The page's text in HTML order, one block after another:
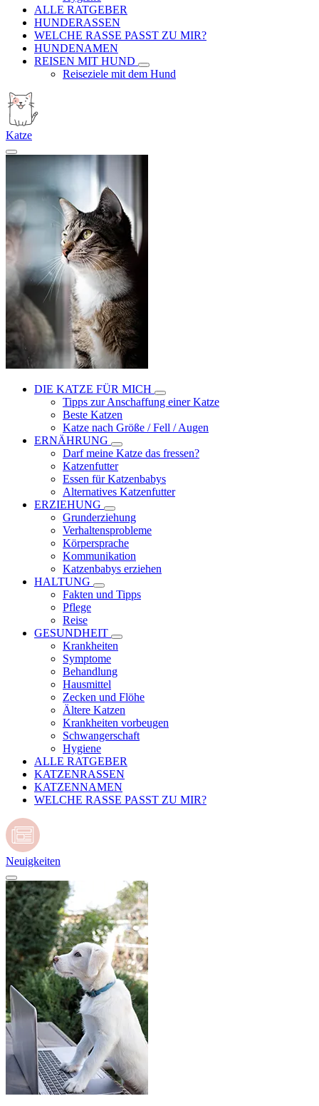
ALLE RATGEBER
HUNDERASSEN
WELCHE RASSE PASST ZU MIR?
HUNDENAMEN
REISEN MIT HUND
Reiseziele mit dem Hund
Katze
DIE KATZE FÜR MICH
Tipps zur Anschaffung einer Katze
Beste Katzen
Katze nach Größe / Fell / Augen
ERNÄHRUNG
Darf meine Katze das fressen?
Katzenfutter
Essen für Katzenbabys
Alternatives Katzenfutter
ERZIEHUNG
Grunderziehung
Verhaltensprobleme
Körpersprache
Kommunikation
Katzenbabys erziehen
HALTUNG
Fakten und Tipps
Pflege
Reise
GESUNDHEIT
Krankheiten
Symptome
Behandlung
Hausmittel
Zecken und Flöhe
Ältere Katzen
Krankheiten vorbeugen
Schwangerschaft
Hygiene
ALLE RATGEBER
KATZENRASSEN
KATZENNAMEN
WELCHE RASSE PASST ZU MIR?
Neuigkeiten